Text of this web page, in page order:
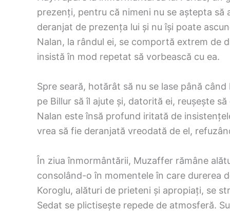
prezenți, pentru că nimeni nu se aștepta să
deranjat de prezența lui și nu își poate
Nalan, la rândul ei, se comportă extrem de
insistă în mod repetat să vorbească cu ea.
Spre seară, hotărât să nu se lase până
pe Billur să îl ajute și, datorită ei, reușește
Nalan este însă profund iritată de
vrea să fie deranjată vreodată de el,
În ziua înmormântării, Muzaffer rămâne
consolând-o în momentele în care durerea
Koroglu, alături de prieteni și apropiați, se
Sedat se plictisește repede de atmosferă.